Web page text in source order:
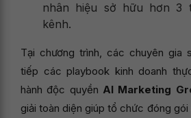
nhân hiệu sở hữu hơn 3
kênh.
Tại chương trình, các chuyên gia
tiếp các playbook kinh doanh
hành độc quyền AI Marketing
giải toàn diện giúp tổ chức đóng gói